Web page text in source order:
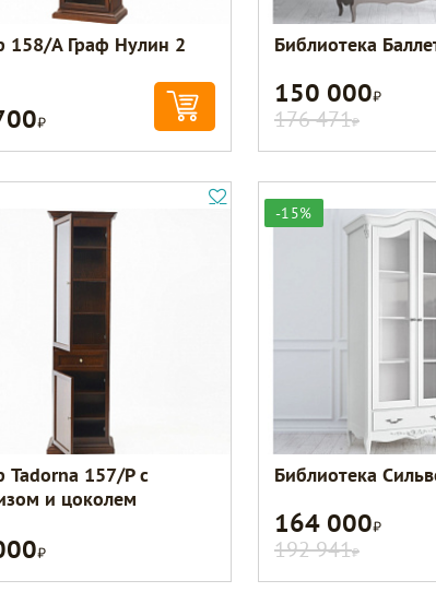
А Граф Нулин 2
Р
Библиотека
150 000Р
176 471Р
157/Р с
и цоколем
Р
-15%
Библиотека
164 000Р
192 941Р